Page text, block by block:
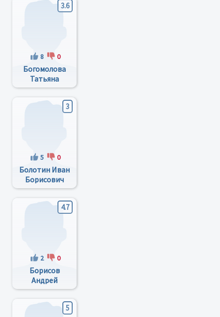
3.6
8 0
Богомолова
Татьяна
Васильевна
3
5 0
Болотин Иван
Борисович
4.7
2 0
Борисов
Андрей
Валерьевич
5